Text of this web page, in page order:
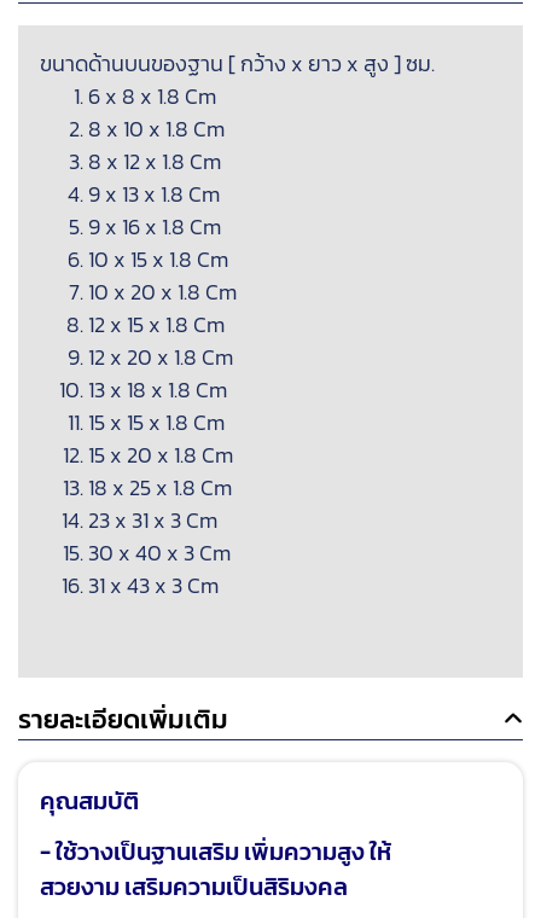
ขนาดด้านบนของฐาน [ กว้าง x ยาว x สูง ] ซม.
6 x 8 x 1.8 Cm
8 x 10 x 1.8 Cm
8 x 12 x 1.8 Cm
9 x 13 x 1.8 Cm
9 x 16 x 1.8 Cm
10 x 15 x 1.8 Cm
10 x 20 x 1.8 Cm
12 x 15 x 1.8 Cm
12 x 20 x 1.8 Cm
13 x 18 x 1.8 Cm
15 x 15 x 1.8 Cm
15 x 20 x 1.8 Cm
18 x 25 x 1.8 Cm
23 x 31 x 3 Cm
30 x 40 x 3 Cm
31 x 43 x 3 Cm
รายละเอียดเพิ่มเติม
คุณสมบัติ
- ใช้วางเป็นฐานเสริม เพิ่มความสูง ให้
สวยงาม เสริมความเป็นสิริมงคล